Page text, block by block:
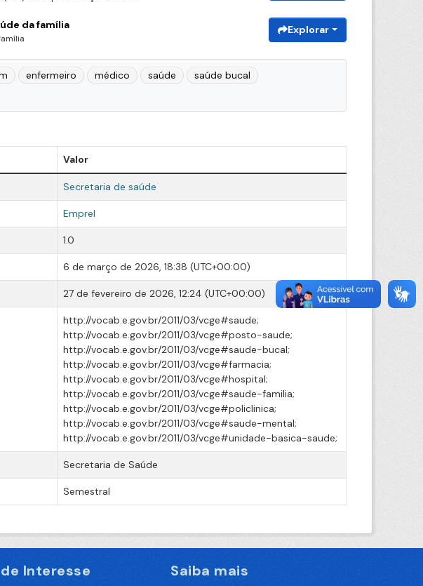
da família Explorar
enfermeiro médico saúde
saúde bucal
Valor
Secretaria de saúde
Emprel
1.0
6 de março de 2026, 18:38 (UTC+00:00)
27 de fevereiro de 2026, 12:24 (UTC+00:00)
http://vocab.e.gov.br/2011/03/vcge#saude;
http://vocab.e.gov.br/2011/03/vcge#posto-saude;
http://vocab.e.gov.br/2011/03/vcge#saude-bucal;
http://vocab.e.gov.br/2011/03/vcge#farmacia;
http://vocab.e.gov.br/2011/03/vcge#hospital;
http://vocab.e.gov.br/2011/03/vcge#saude-familia;
http://vocab.e.gov.br/2011/03/vcge#policlinica;
http://vocab.e.gov.br/2011/03/vcge#saude-mental;
http://vocab.e.gov.br/2011/03/vcge#unidade-basica-saude;
Secretaria de Saúde
Semestral
Interesse Saiba mais